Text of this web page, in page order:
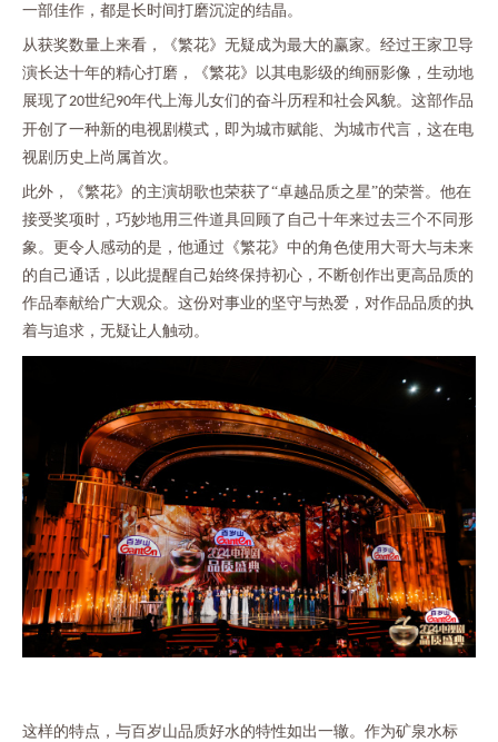
一部佳作，都是长时间打磨沉淀的结晶。
从获奖数量上来看，《繁花》无疑成为最大的赢家。经过王家卫导
演长达十年的精心打磨，《繁花》以其电影级的绚丽影像，生动地
展现了20世纪90年代上海儿女们的奋斗历程和社会风貌。这部作品
开创了一种新的电视剧模式，即为城市赋能、为城市代言，这在电
视剧历史上尚属首次。
此外，《繁花》的主演胡歌也荣获了“卓越品质之星”的荣誉。他在
接受奖项时，巧妙地用三件道具回顾了自己十年来过去三个不同形
象。更令人感动的是，他通过《繁花》中的角色使用大哥大与未来
的自己通话，以此提醒自己始终保持初心，不断创作出更高品质的
作品奉献给广大观众。这份对事业的坚守与热爱，对作品品质的执
着与追求，无疑让人触动。
这样的特点，与百岁山品质好水的特性如出一辙。作为矿泉水标